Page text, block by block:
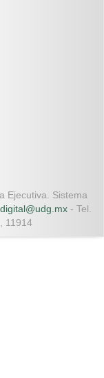
Ejecutiva. Sistema
- Tel.
11914